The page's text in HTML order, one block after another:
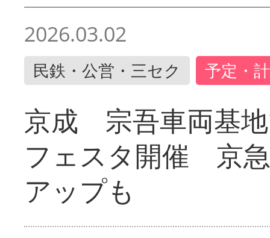
2026.03.02
民鉄・公営・三セク 予定・
京成 宗吾車両基
フェスタ開催 京
アップも